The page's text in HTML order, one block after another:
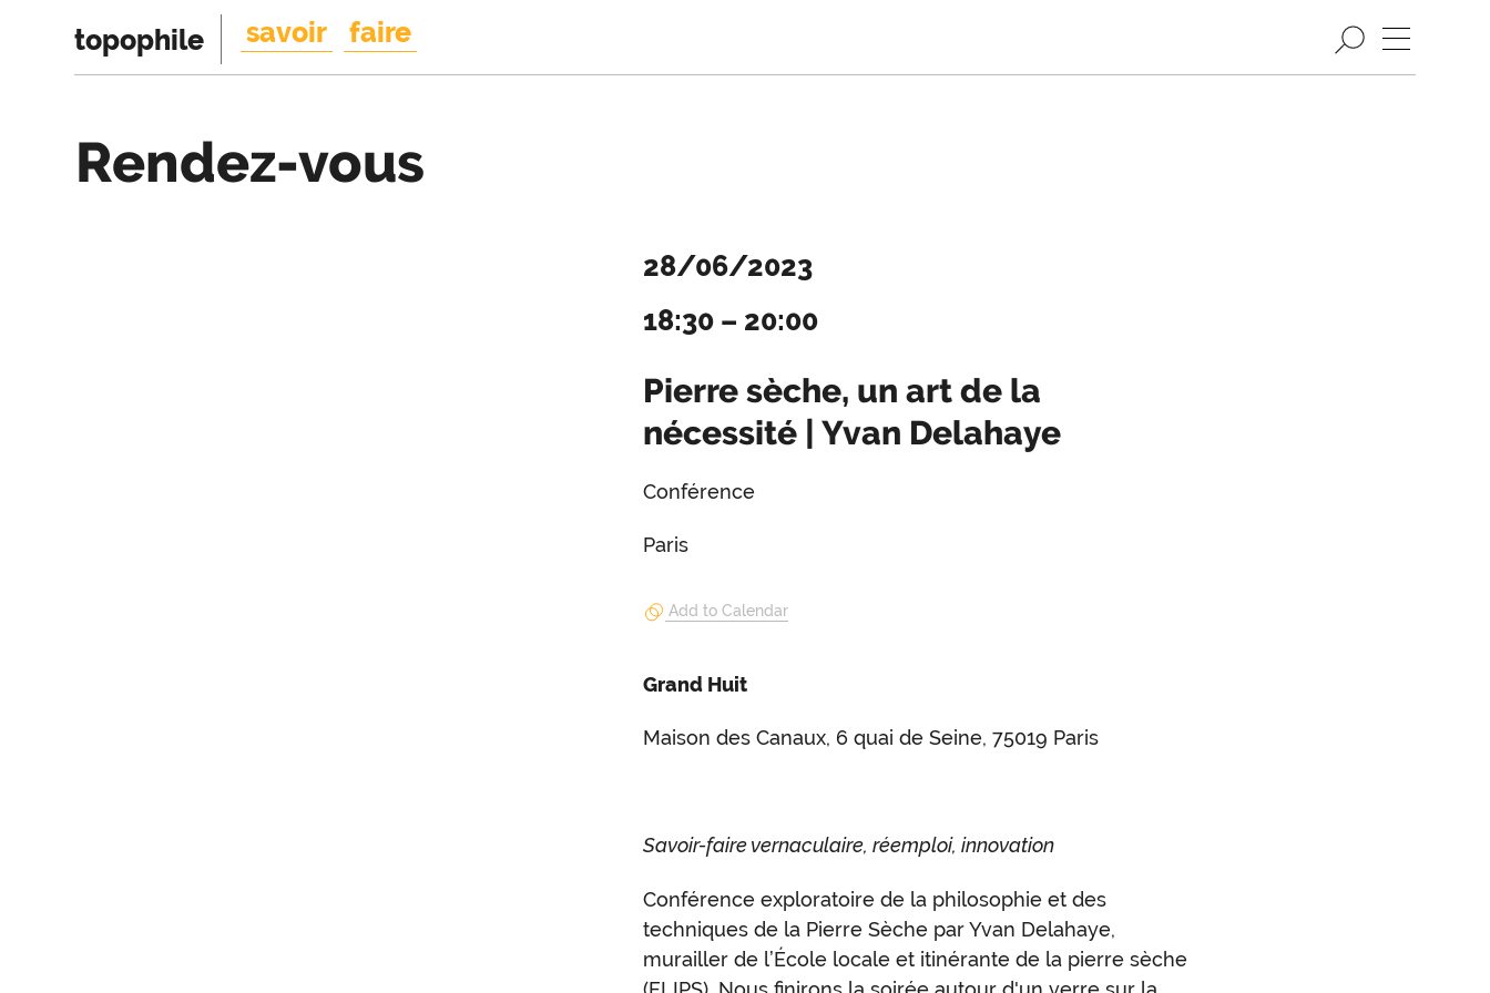
topophile savoir faire
Rendez-vous
28/06/2023
18:30 – 20:00
Pierre sèche, un art de la
nécessité | Yvan Delahaye
Conférence
Paris
Add to Calendar
Grand Huit
Maison des Canaux, 6 quai de Seine, 75019 Paris
Savoir-faire vernaculaire, réemploi, innovation
Conférence exploratoire de la philosophie et des
techniques de la Pierre Sèche par Yvan Delahaye,
murailler de l’École locale et itinérante de la pierre sèche